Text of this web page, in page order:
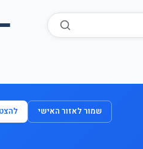
שמור לאזור האישי